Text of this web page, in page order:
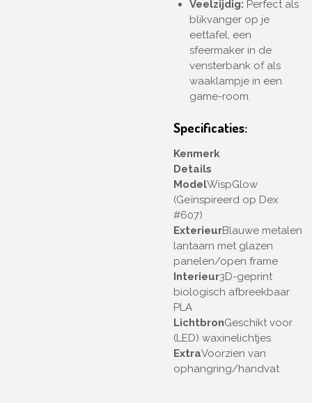
Veelzijdig: Perfect als
blikvanger op je
eettafel, een
sfeermaker in de
vensterbank of als
waaklampje in een
game-room.
Specificaties:
Kenmerk
Details
ModelWispGlow
(Geïnspireerd op Dex
#607)
ExterieurBlauwe metalen
lantaarn met glazen
panelen/open frame
Interieur3D-geprint
biologisch afbreekbaar
PLA
LichtbronGeschikt voor
(LED) waxinelichtjes
ExtraVoorzien van
ophangring/handvat